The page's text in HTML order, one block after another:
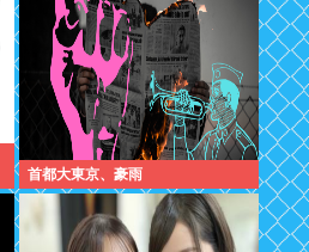
首都大東京、豪雨